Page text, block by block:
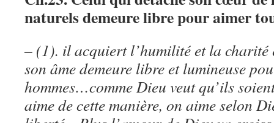
naturels demeure libre pour aimer
– (1). il acquiert l’humilité et la
son âme demeure libre et lumineuse
hommes…comme Dieu veut qu’ils
aime de cette manière, on aime selon